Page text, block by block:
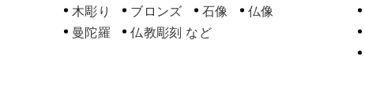
木彫り ブロンズ 石像
仏像
曼陀羅
仏教彫刻